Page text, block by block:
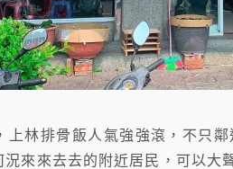
上林排骨飯人氣強強滾，不只
來來去去的附近居民，可以大